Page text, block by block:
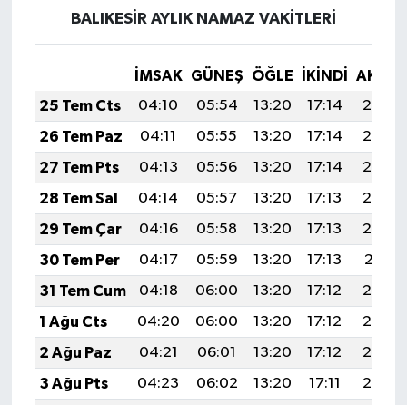
BALIKESİR AYLIK NAMAZ VAKITLERI
İMSAK GÜNEŞ ÖĞLE İKINDI
25 Tem Cts
04:10 05:54 13:20 17:14
20:36
26 Tem Paz
04:11 05:55 13:20 17:14
20:35
27 Tem Pts
04:13 05:56 13:20 17:14
20:34
28 Tem Sal
04:14 05:57 13:20 17:13
20:33
29 Tem Çar
04:16 05:58 13:20 17:13
20:32
30 Tem Per
04:17 05:59 13:20 17:13
20:31
31 Tem Cum
04:18 06:00 13:20 17:12
20:30
1 Ağu Cts
04:20 06:00 13:20 17:12
20:29
2 Ağu Paz
04:21 06:01 13:20 17:12
20:28
3 Ağu Pts
04:23 06:02 13:20 17:11
20:27